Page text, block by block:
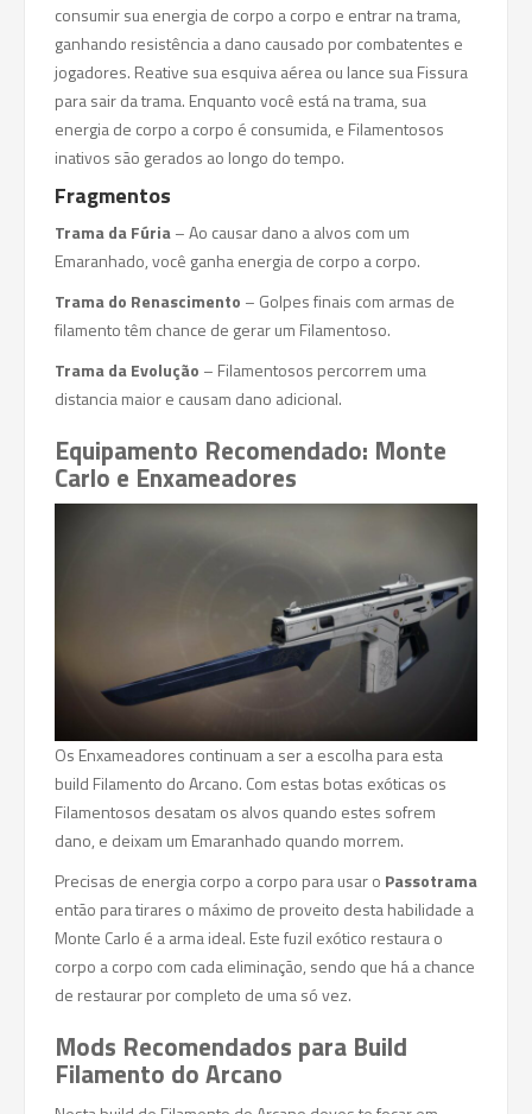
consumir sua energia de corpo a corpo e entrar na trama,
ganhando resistência a dano causado por combatentes e
jogadores. Reative sua esquiva aérea ou lance sua Fissura
para sair da trama. Enquanto você está na trama, sua
energia de corpo a corpo é consumida, e Filamentosos
inativos são gerados ao longo do tempo.
Fragmentos
Trama da Fúria– Ao causar dano a alvos com um
Emaranhado, você ganha energia de corpo a corpo.
Trama do Renascimento – Golpes finais com armas de
filamento têm chance de gerar um Filamentoso.
Trama da Evolução – Filamentosos percorrem uma
distancia maior e causam dano adicional.
Equipamento Recomendado: Monte
Carlo e Enxameadores
Os Enxameadores continuam a ser a escolha para esta
build Filamento do Arcano. Com estas botas exóticas os
Filamentosos desatam os alvos quando estes sofrem
dano, e deixam um Emaranhado quando morrem.
Precisas de energia corpo a corpo para usar o Passotrama
então para tirares o máximo de proveito desta habilidade a
Monte Carlo é a arma ideal. Este fuzil exótico restaura o
corpo a corpo com cada eliminação, sendo que há a chance
de restaurar por completo de uma só vez.
Mods Recomendados para Build
Filamento do Arcano